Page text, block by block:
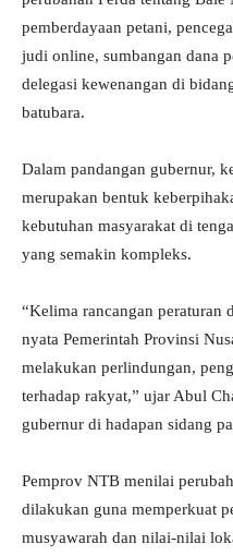
pemberdayaan petani,
judi online, sumbangan dana
delegasi kewenangan di
batubara.
Dalam pandangan gubernur,
merupakan bentuk
kebutuhan masyarakat di
yang semakin kompleks.
“Kelima rancangan peraturan
nyata Pemerintah Provinsi
melakukan perlindungan,
terhadap rakyat,” ujar Abul
gubernur di hadapan sidang
Pemprov NTB menilai
dilakukan guna memperkuat
musyawarah dan nilai-nilai